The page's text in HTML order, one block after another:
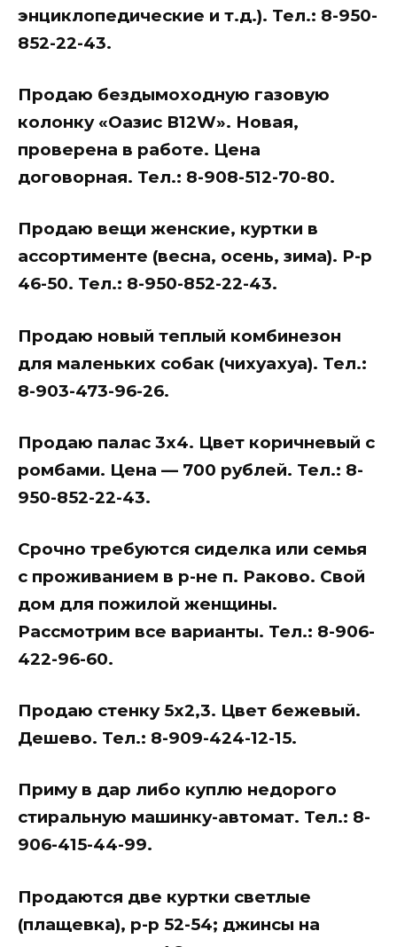
энциклопедические и т.д.). Тел.: 8-950-
852-22-43.
Продаю бездымоходную газовую
колонку «Оазис В12W». Новая,
проверена в работе. Цена
договорная. Тел.: 8-908-512-70-80.
Продаю вещи женские, куртки в
ассортименте (весна, осень, зима). Р-р
46-50. Тел.: 8-950-852-22-43.
Продаю новый теплый комбинезон
для маленьких собак (чихуахуа). Тел.:
8-903-473-96-26.
Продаю палас 3х4. Цвет коричневый с
ромбами. Цена — 700 рублей. Тел.: 8-
950-852-22-43.
Срочно требуются сиделка или семья
с проживанием в р-не п. Раково. Свой
дом для пожилой женщины.
Рассмотрим все варианты. Тел.: 8-906-
422-96-60.
Продаю стенку 5х2,3. Цвет бежевый.
Дешево. Тел.: 8-909-424-12-15.
Приму в дар либо куплю недорого
стиральную машинку-автомат. Тел.: 8-
906-415-44-99.
Продаются две куртки светлые
(плащевка), р-р 52-54; джинсы на